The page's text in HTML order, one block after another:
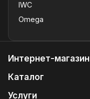
IWC
Omega
Интернет-магазин
Каталог
Услуги